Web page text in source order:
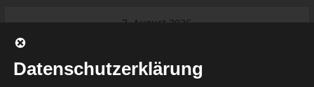
7. August 2026
beginnt am 22. und 23. August
2026 (Update)
Datenschutzerklärung